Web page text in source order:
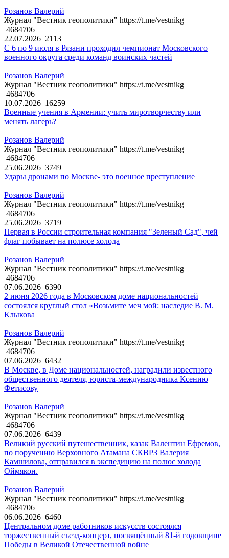
Розанов Валерий
Журнал "Вестник геополитики" https://t.me/vestnikg
4684706
22.07.2026 2113
С 6 по 9 июля в Рязани проходил чемпионат Московского
военного округа среди команд воинских частей
Розанов Валерий
Журнал "Вестник геополитики" https://t.me/vestnikg
4684706
10.07.2026 16259
Военные учения в Армении: учить миротворчеству или
менять лагерь?
Розанов Валерий
Журнал "Вестник геополитики" https://t.me/vestnikg
4684706
25.06.2026 3749
Удары дронами по Москве- это военное преступление
Розанов Валерий
Журнал "Вестник геополитики" https://t.me/vestnikg
4684706
25.06.2026 3719
Первая в России строительная компания "Зеленый Сад", чей
флаг побывает на полюсе холода
Розанов Валерий
Журнал "Вестник геополитики" https://t.me/vestnikg
4684706
07.06.2026 6390
2 июня 2026 года в Московском доме национальностей
состоялся круглый стол «Возьмите меч мой: наследие В. М.
Клыкова
Розанов Валерий
Журнал "Вестник геополитики" https://t.me/vestnikg
4684706
07.06.2026 6432
В Москве, в Доме национальностей, наградили известного
общественного деятеля, юриста-международника Ксению
Фетисову
Розанов Валерий
Журнал "Вестник геополитики" https://t.me/vestnikg
4684706
07.06.2026 6439
Великий русский путешественник, казак Валентин Ефремов,
по поручению Верховного Атамана СКВРЗ Валерия
Камшилова, отправился в экспедицию на полюс холода
Оймякон.
Розанов Валерий
Журнал "Вестник геополитики" https://t.me/vestnikg
4684706
06.06.2026 6460
Центральном доме работников искусств состоялся
торжественный съезд-концерт, посвящённый 81-й годовщине
Победы в Великой Отечественной войне